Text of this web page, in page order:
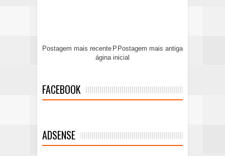
Postagem mais recente Postagem mais antiga
P
ágina inicial
FACEBOOK
ADSENSE